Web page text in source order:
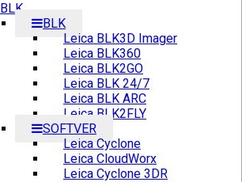
BLK
BLK
Leica BLK3D Imager
Leica BLK360
Leica BLK2GO
Leica BLK 24/7
Leica BLK ARC
Leica BLK2FLY
SOFTVER
Leica Cyclone
Leica CloudWorx
Leica Cyclone 3DR